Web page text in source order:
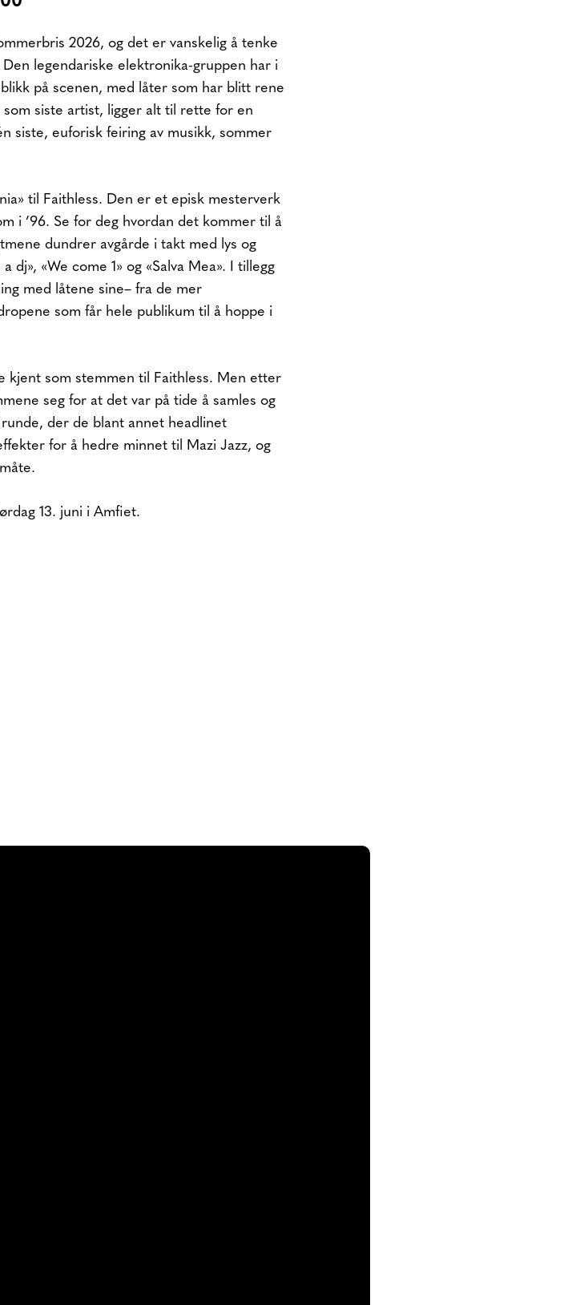
2026, og det er vanskelig å tenke
legendariske elektronika-gruppen har i
på scenen, med låter som har blitt rene
siste artist, ligger alt til rette for en
siste, euforisk feiring av musikk, sommer
til Faithless. Den er et episk mesterverk
i ’96. Se for deg hvordan det kommer til å
dundrer avgårde i takt med lys og
«We come 1» og «Salva Mea». I tillegg
med låtene sine– fra de mer
som får hele publikum til å hoppe i
kjent som stemmen til Faithless. Men etter
seg for at det var på tide å samles og
der de blant annet headlinet
for å hedre minnet til Mazi Jazz, og
13. juni i Amfiet.